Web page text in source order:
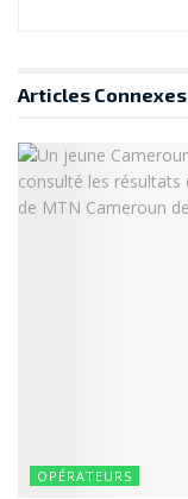
Articles Connexes
OPÉRATEURS